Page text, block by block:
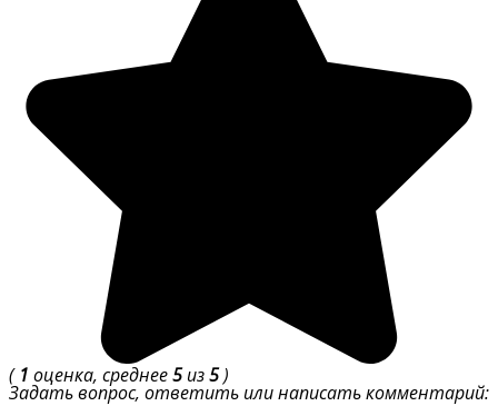
( 1 оценка, среднее5из5)
Задать вопрос, ответить или написать комментарий: